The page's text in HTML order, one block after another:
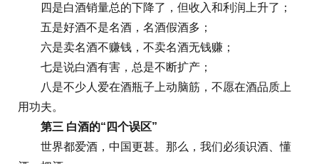
四是白酒销量总的下降了，但收入和利润上升了；
五是好酒不是名酒，名酒假酒多；
六是卖名酒不赚钱，不卖名酒无钱赚；
七是说白酒有害，总是不断扩产；
八是不少人爱在酒瓶子上动脑筋，不愿在酒品质上
用功夫。
第三 白酒的“四个误区”
世界都爱酒，中国更甚。那么，我们必须识酒、懂